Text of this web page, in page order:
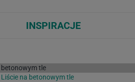
INSPIRACJE
na betonowym tle